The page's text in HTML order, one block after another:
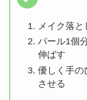
メイク落
パール1個
伸ばす
優しく手の
させる